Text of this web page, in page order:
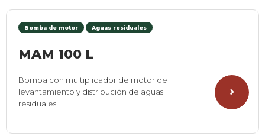
Bomba de motor Aguas residuales
MAM 100 L
Bomba con multiplicador de motor de
levantamiento y distribución de aguas
residuales.